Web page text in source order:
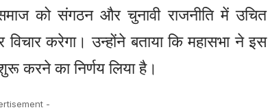
को संगठन और चुनावी राजनीति में उचित
करेगा। उन्होंने बताया कि महासभा ने इस
करने का निर्णय लिया है।
-